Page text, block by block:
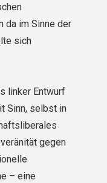
da im Sinne der
sich
linker Entwurf
Sinn, selbst in
gegen
– eine